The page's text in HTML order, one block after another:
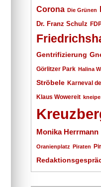
Corona Die Grünen
Dr. Franz Schulz
Gentrifizierung
Görlitzer Park Halina
Ströbele Karneval
Klaus Wowereit kneipe
Monika Herrmann
Oranienplatz Piraten